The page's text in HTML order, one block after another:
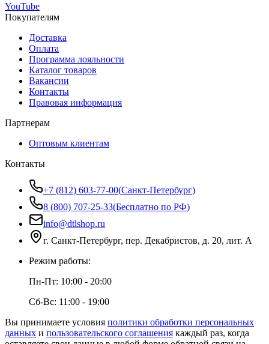
YouTube
Покупателям
Доставка
Оплата
Программа лояльности
Каталог товаров
Вакансии
Контакты
Правовая информация
Партнерам
Оптовым клиентам
Контакты
+7 (812) 603-77-00(Санкт-Петербург)
8 (800) 707-25-33(Бесплатно по РФ)
info@dtlshop.ru
г. Санкт-Петербург, пер. Декабристов, д. 20, лит. А
Режим работы:
Пн-Пт: 10:00 - 20:00
Сб-Вс: 11:00 - 19:00
Вы принимаете условия политики обработки персональных
данных и пользовательского соглашения каждый раз, когда